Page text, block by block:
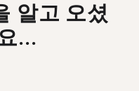
알고 오셨
...